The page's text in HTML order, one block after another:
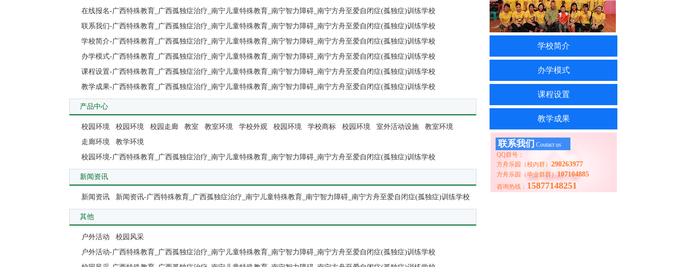
学校简介
办学模式
课程设置
教学成果
联系我们 Coutact us
QQ群号：
方舟乐园（校内群） 290263977
方舟乐园（毕业群群）107104885
咨询热线： 15877148251
在线报名-广西特殊教育_广西孤独症治疗_南宁儿童特殊教育_南宁智力障碍_南宁方舟至爱自闭症(孤独症)训练学校
联系我们-广西特殊教育_广西孤独症治疗_南宁儿童特殊教育_南宁智力障碍_南宁方舟至爱自闭症(孤独症)训练学校
学校简介-广西特殊教育_广西孤独症治疗_南宁儿童特殊教育_南宁智力障碍_南宁方舟至爱自闭症(孤独症)训练学校
办学模式-广西特殊教育_广西孤独症治疗_南宁儿童特殊教育_南宁智力障碍_南宁方舟至爱自闭症(孤独症)训练学校
课程设置-广西特殊教育_广西孤独症治疗_南宁儿童特殊教育_南宁智力障碍_南宁方舟至爱自闭症(孤独症)训练学校
教学成果-广西特殊教育_广西孤独症治疗_南宁儿童特殊教育_南宁智力障碍_南宁方舟至爱自闭症(孤独症)训练学校
产品中心
校园环境 校园环境 校园走廊 教室 教室环境 学校外观 校园环境 学校商标 校园环境 室外活动设施
教室环境
走廊环境
教学环境
校园环境-广西特殊教育_广西孤独症治疗_南宁儿童特殊教育_南宁智力障碍_南宁方舟至爱自闭症(孤独症)训练学校
新闻资讯
新闻资讯 新闻资讯-广西特殊教育_广西孤独症治疗_南宁儿童特殊教育_南宁智力障碍_南宁方舟至爱自闭症(孤独症)训练学校
其他
户外活动
校园风采
户外活动-广西特殊教育_广西孤独症治疗_南宁儿童特殊教育_南宁智力障碍_南宁方舟至爱自闭症(孤独症)训练学校